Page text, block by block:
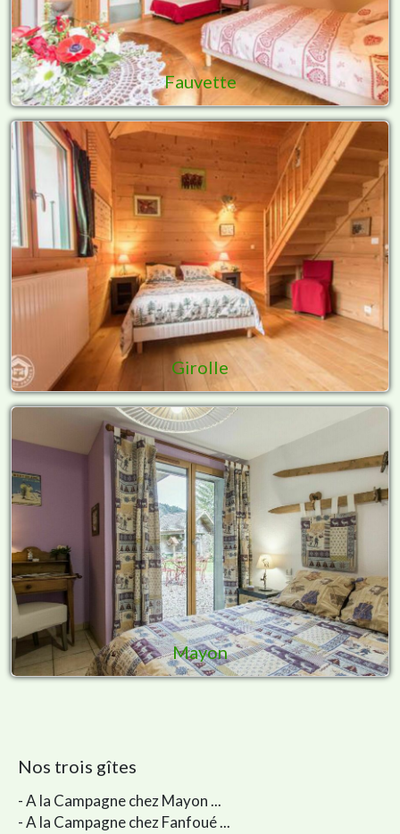
Fauvette
Girolle
Mayon
Nos trois gîtes
- A la Campagne chez Mayon ...
- A la Campagne chez Fanfoué ...